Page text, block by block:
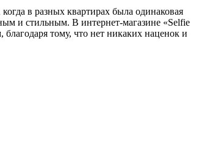
в разных квартирах была одинаковая
и стильным. В интернет-магазине «Selfie
тому, что нет никаких наценок и